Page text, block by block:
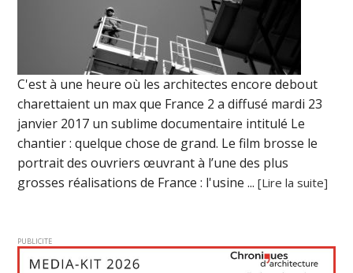
C'est à une heure où les architectes encore debout
charettaient un max que France 2 a diffusé mardi 23
janvier 2017 un sublime documentaire intitulé Le
chantier : quelque chose de grand. Le film brosse le
portrait des ouvriers œuvrant à l’une des plus
grosses réalisations de France : l'usine ...[Lire la suite]
PUBLICITE